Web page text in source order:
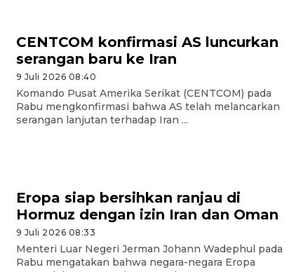
CENTCOM konfirmasi AS luncurkan
serangan baru ke Iran
9 Juli 2026 08:40
Komando Pusat Amerika Serikat (CENTCOM) pada
Rabu mengkonfirmasi bahwa AS telah melancarkan
serangan lanjutan terhadap Iran ...
Eropa siap bersihkan ranjau di
Hormuz dengan izin Iran dan Oman
9 Juli 2026 08:33
Menteri Luar Negeri Jerman Johann Wadephul pada
Rabu mengatakan bahwa negara-negara Eropa